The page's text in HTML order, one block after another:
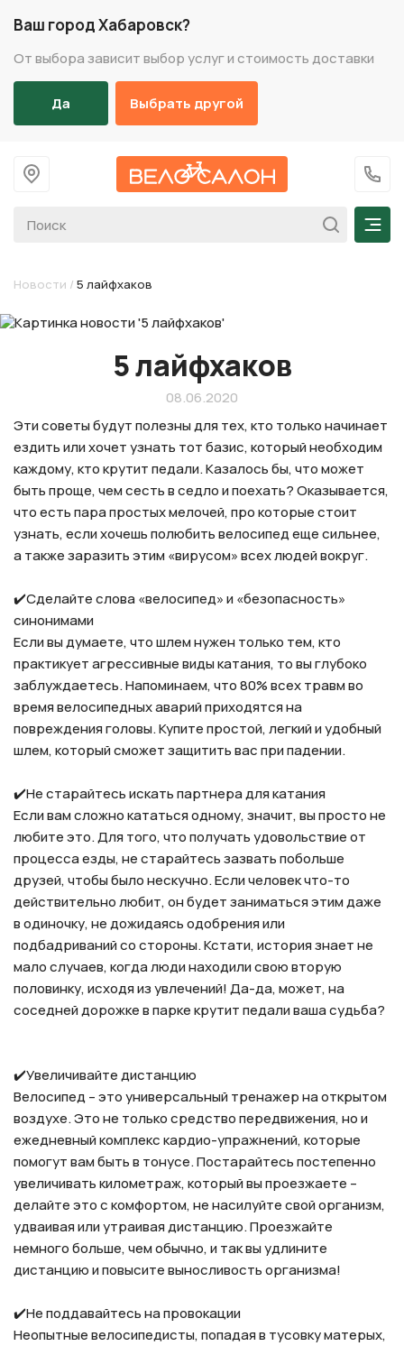
Ваш город Хабаровск?
От выбора зависит выбор услуг и стоимость доставки
Да Выбрать другой
На главную
+7
Новости / 5 лайфхаков
5 лайфхаков
08.06.2020
Эти советы будут полезны для тех, кто только начинает
ездить или хочет узнать тот базис, который необходим
каждому, кто крутит педали. Казалось бы, что может
быть проще, чем сесть в седло и поехать? Оказывается,
что есть пара простых мелочей, про которые стоит
узнать, если хочешь полюбить велосипед еще сильнее,
а также заразить этим «вирусом» всех людей вокруг.⠀
✔️Сделайте слова «велосипед» и «безопасность»
синонимами⠀
Если вы думаете, что шлем нужен только тем, кто
практикует агрессивные виды катания, то вы глубоко
заблуждаетесь. Напоминаем, что 80% всех травм во
время велосипедных аварий приходятся на
повреждения головы. Купите простой, легкий и удобный
шлем, который сможет защитить вас при падении.⠀
✔️Не старайтесь искать партнера для катания⠀
Если вам сложно кататься одному, значит, вы просто не
любите это. Для того, что получать удовольствие от
процесса езды, не старайтесь зазвать побольше
друзей, чтобы было нескучно. Если человек что-то
действительно любит, он будет заниматься этим даже
в одиночку, не дожидаясь одобрения или
подбадриваний со стороны. Кстати, история знает не
мало случаев, когда люди находили свою вторую
половинку, исходя из увлечений! Да-да, может, на
соседней дорожке в парке крутит педали ваша судьба?
✔️Увеличивайте дистанцию⠀
Велосипед – это универсальный тренажер на открытом
воздухе. Это не только средство передвижения, но и
ежедневный комплекс кардио-упражнений, которые
помогут вам быть в тонусе. Постарайтесь постепенно
увеличивать километраж, который вы проезжаете –
делайте это с комфортом, не насилуйте свой организм,
удваивая или утраивая дистанцию. Проезжайте
немного больше, чем обычно, и так вы удлините
дистанцию и повысите выносливость организма!⠀
✔️Не поддавайтесь на провокации⠀
Неопытные велосипедисты, попадая в тусовку матерых,